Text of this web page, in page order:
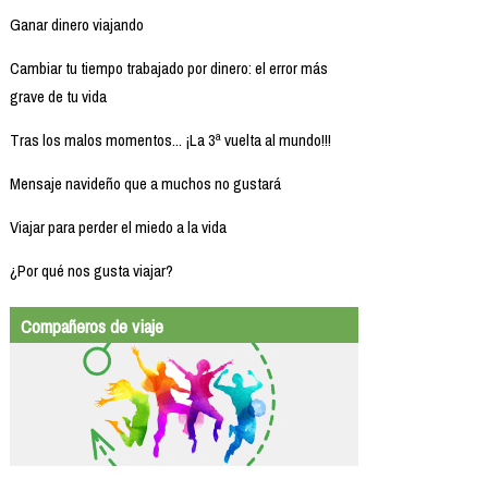
Ganar dinero viajando
Cambiar tu tiempo trabajado por dinero: el error más
grave de tu vida
Tras los malos momentos... ¡La 3ª vuelta al mundo!!!
Mensaje navideño que a muchos no gustará
Viajar para perder el miedo a la vida
¿Por qué nos gusta viajar?
Compañeros de viaje